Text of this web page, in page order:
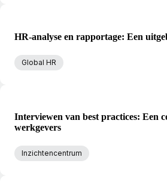
HR-analyse en rapportage: Een
Global HR
Interviewen van best practices: Een
werkgevers
Inzichtencentrum